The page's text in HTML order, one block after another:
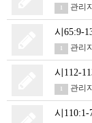
관리
시65:9-
관리
시112-
관리
시